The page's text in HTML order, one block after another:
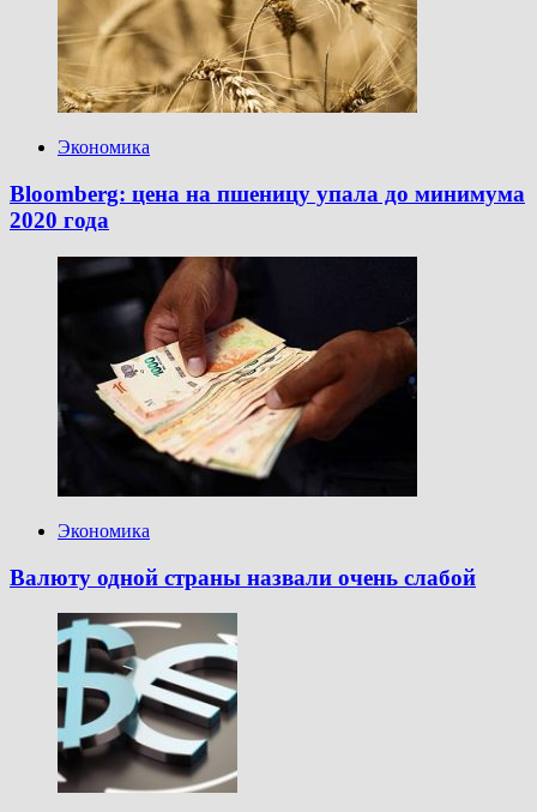
Экономика
Bloomberg: цена на пшеницу упала до минимума
2020 года
Экономика
Валюту одной страны назвали очень слабой